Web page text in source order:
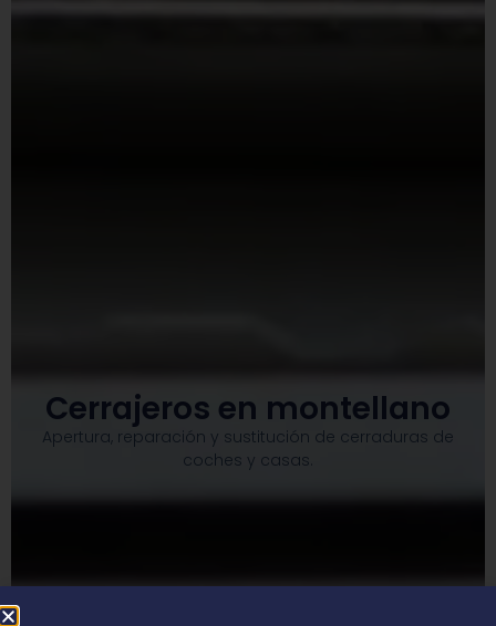
Cerrajeros en montellano
Apertura, reparación y sustitución de cerraduras de
coches y casas.​